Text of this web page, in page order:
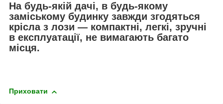
На будь-якій дачі, в будь-якому
заміському будинку завжди згодяться
крісла з лози ― компактні, легкі, зручні
в експлуатації, не вимагають багато
місця.
Приховати